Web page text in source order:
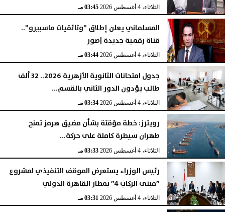
الثلاثاء، 4 أغسطس 2026 03:45 مـ
المسلماني يعلن إطلاق ”وثائقيات ماسبيرو”..
قناة رقمية جديدة |صور
الثلاثاء، 4 أغسطس 2026 03:44 مـ
جدول امتحانات الثانوية الأزهرية 2026.. 32 ألف
طالب يؤدون الدور الثاني بالقسم...
الثلاثاء، 4 أغسطس 2026 03:34 مـ
رويترز: خطة مؤقتة بشأن مضيق هرمز تمنح
طهران سيطرة كاملة على حركة...
الثلاثاء، 4 أغسطس 2026 03:33 مـ
رئيس الوزراء يستعرض الموقف التنفيذي لمشروع
”مبنى الركاب 4” بمطار القاهرة الدولي
الثلاثاء، 4 أغسطس 2026 03:31 مـ